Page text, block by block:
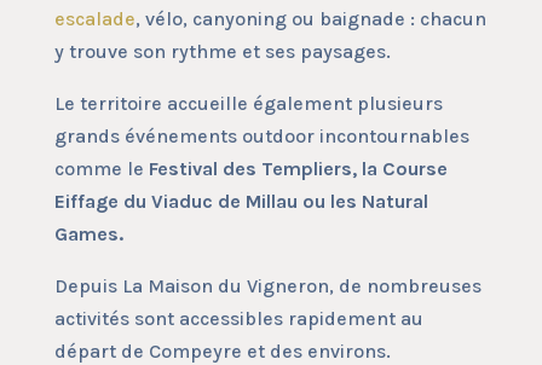
escalade, vélo, canyoning ou baignade : chacun
y trouve son rythme et ses paysages.
Le territoire accueille également plusieurs
grands événements outdoor incontournables
comme le Festival des Templiers, la Course
Eiffage du Viaduc de Millau ou les Natural
Games.
Depuis La Maison du Vigneron, de nombreuses
activités sont accessibles rapidement au
départ de Compeyre et des environs.